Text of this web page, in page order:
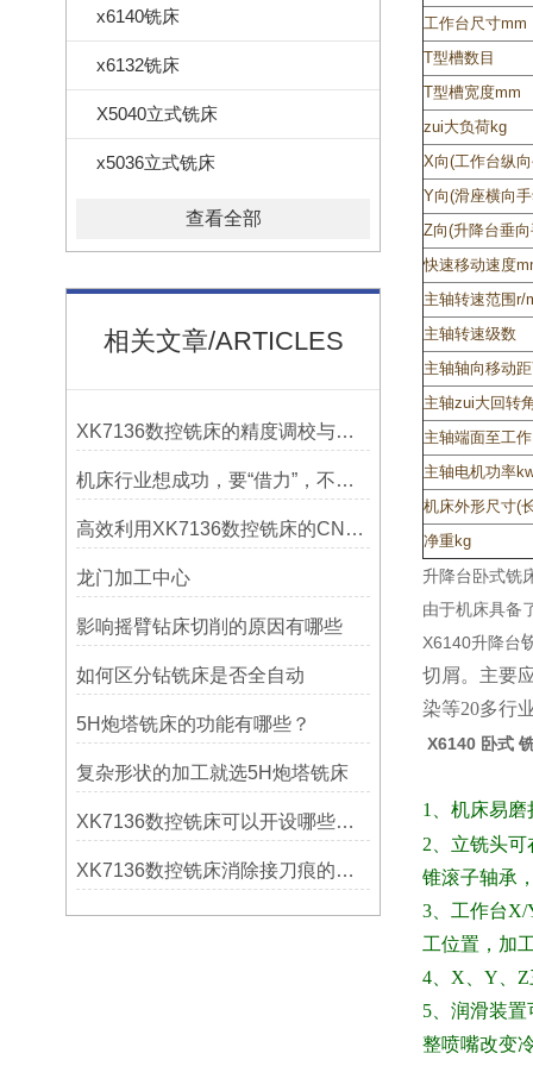
x6140铣床
x6132铣床
X5040立式铣床
x5036立式铣床
查看全部
相关文章/ARTICLES
XK7136数控铣床的精度调校与性能优化
机床行业想成功，要“借力”，不要“尽力”！
高效利用XK7136数控铣床的CNC系统？
龙门加工中心
影响摇臂钻床切削的原因有哪些
如何区分钻铣床是否全自动
5H炮塔铣床的功能有哪些？
复杂形状的加工就选5H炮塔铣床
XK7136数控铣床可以开设哪些考核项目？
XK7136数控铣床消除接刀痕的操作
工作台尺寸mm
T型槽数目
T型槽宽度mm
zui大负荷kg
X向(工作台纵
Y向(滑座横向
Z向(升降台垂
快速移动速度
主轴转速范围r/
主轴转速级数
主轴轴向移动
主轴zui大回转
主轴端面至工
主轴电机功率
机床外形尺寸(
净重kg
升降台卧式铣
由于机床具备
X6140升降台
切屑。主要
染等20多行
X6140 卧式
1
、机床易
2、立铣头可
锥滚子轴承
3、工作台X/
工位置，加
4
X Y Z
5 、润滑装
整喷嘴改变